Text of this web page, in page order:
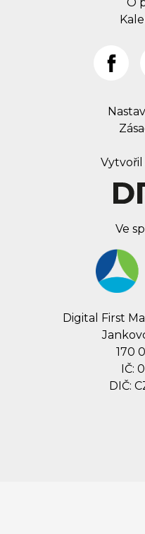
O
Vytvořil
Ve
Digital First
170
IČ:
DIČ: